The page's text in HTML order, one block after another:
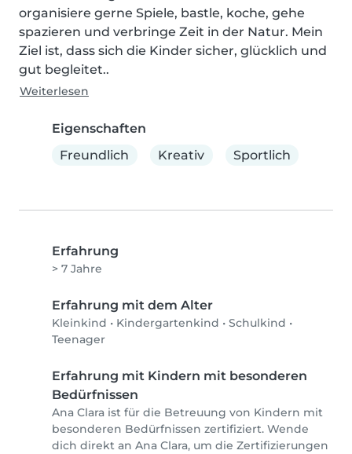
organisiere gerne Spiele, bastle, koche, gehe
spazieren und verbringe Zeit in der Natur. Mein
Ziel ist, dass sich die Kinder sicher, glücklich und
gut begleitet..
Weiterlesen
Eigenschaften
Freundlich
Kreativ Sportlich
Erfahrung
> 7 Jahre
Erfahrung mit dem Alter
Kleinkind • Kindergartenkind • Schulkind •
Teenager
Erfahrung mit Kindern mit besonderen
Bedürfnissen
Ana Clara ist für die Betreuung von Kindern mit
besonderen Bedürfnissen zertifiziert. Wende
dich direkt an Ana Clara, um die Zertifizierungen